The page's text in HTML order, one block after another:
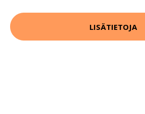
LISÄTIETOJA